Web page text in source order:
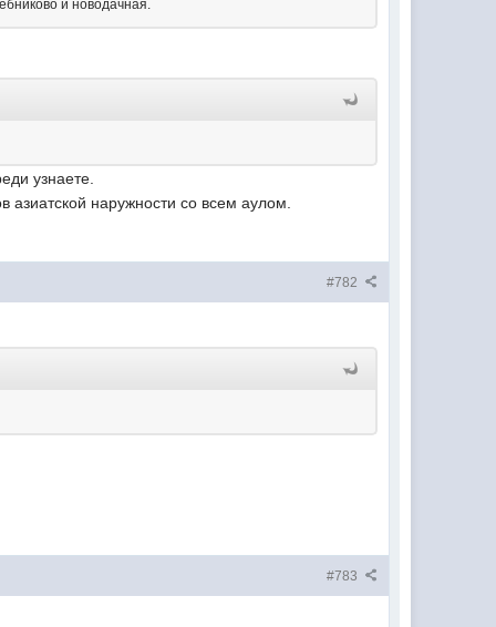
и новодачная.
узнаете.
наружности со всем аулом.
#782
#783